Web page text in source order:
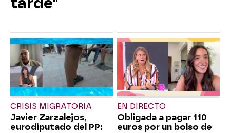
CRISIS MIGRATORIA
Javier Zarzalejos,
eurodiputado del PP:
EN DIRECTO
Obligada a pagar 110
euros por un bolso de